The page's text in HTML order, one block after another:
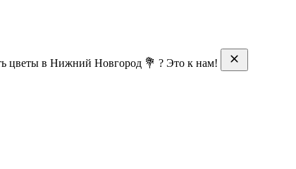
цветы в Нижний Новгород 💐 ? Это к нам!